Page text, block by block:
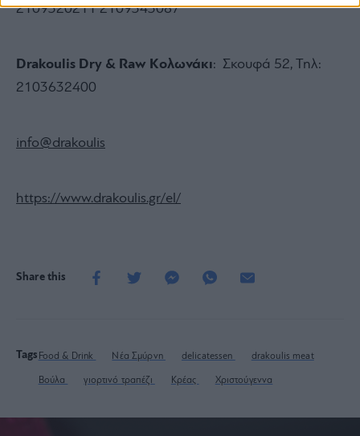
2109320211 2109343087
Drakoulis Dry & Raw Κολωνάκι: Σκουφά 52, Τηλ:
2103632400
info@drakoulis
https://www.drakoulis.gr/el/
Share this
Tags Food & Drink Νέα Σμύρνη delicatessen drakoulis meat
Βούλα γιορτινό τραπέζι Κρέας Χριστούγεννα